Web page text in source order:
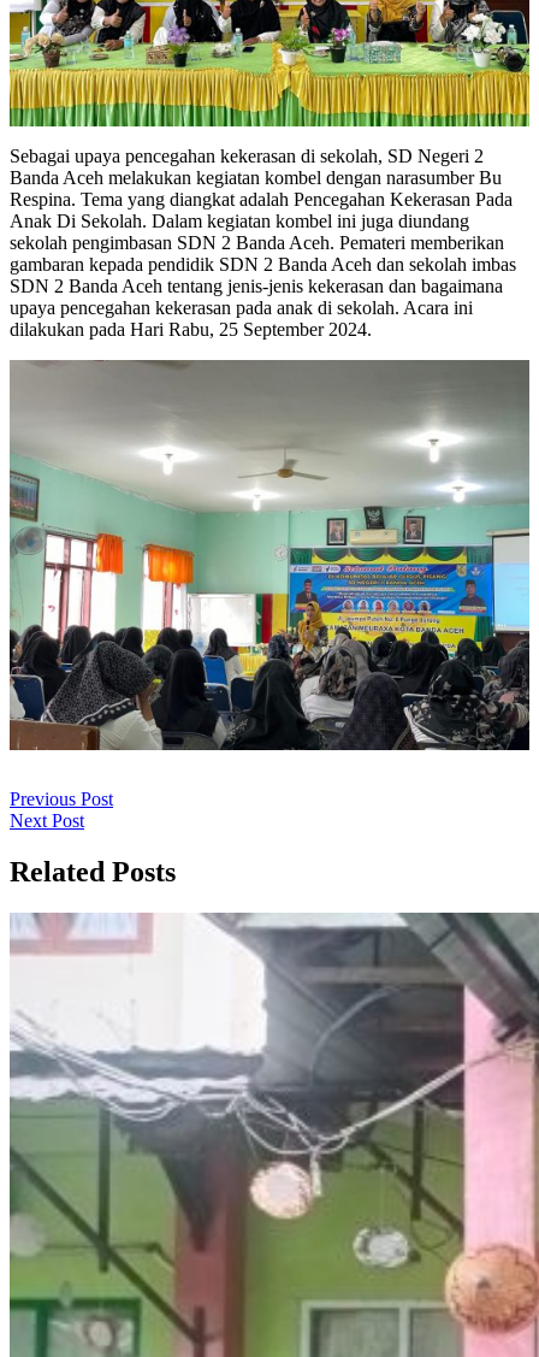
Sebagai upaya pencegahan kekerasan di sekolah, SD Negeri 2
Banda Aceh melakukan kegiatan kombel dengan narasumber Bu
Respina. Tema yang diangkat adalah Pencegahan Kekerasan Pada
Anak Di Sekolah. Dalam kegiatan kombel ini juga diundang
sekolah pengimbasan SDN 2 Banda Aceh. Pemateri memberikan
gambaran kepada pendidik SDN 2 Banda Aceh dan sekolah imbas
SDN 2 Banda Aceh tentang jenis-jenis kekerasan dan bagaimana
upaya pencegahan kekerasan pada anak di sekolah. Acara ini
dilakukan pada Hari Rabu, 25 September 2024.
Navigasi
pos
Previous PostPrevious
Next PostNext
Related Posts